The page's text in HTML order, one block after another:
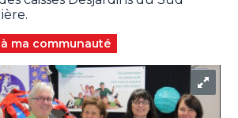
ma communauté